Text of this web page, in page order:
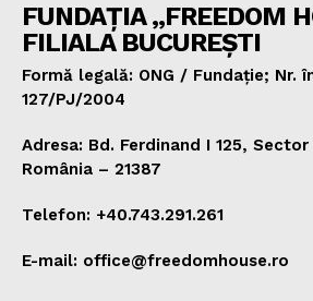
FUNDAȚIA „FREEDOM
FILIALA BUCUREȘTI
Formă legală: ONG / Fundație; Nr.
127/PJ/2004
Adresa: Bd. Ferdinand I 125,
România – 21387
Telefon: +40.743.291.261
E-mail: office@freedomhouse.ro